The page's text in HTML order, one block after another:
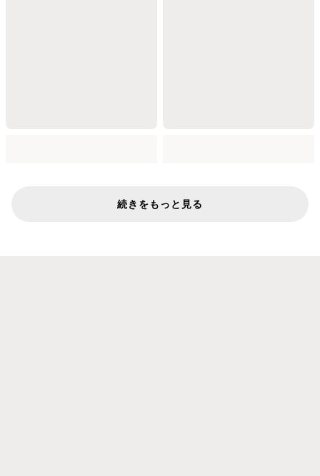
続きをもっと見る